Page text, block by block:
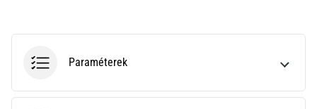
Minden cikkParaméterek